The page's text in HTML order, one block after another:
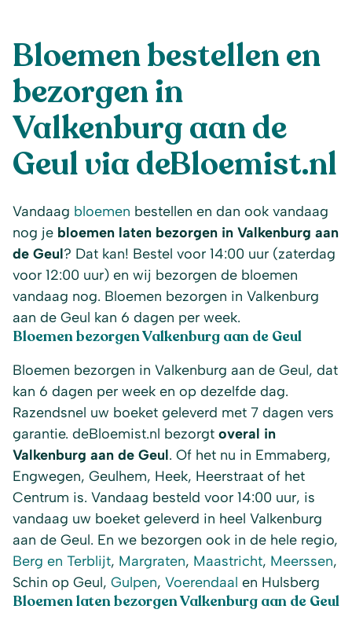
Bloemen bestellen en
bezorgen in
Valkenburg aan de
Geul via deBloemist.nl
Vandaag bloemen bestellen en dan ook vandaag
nog je bloemen laten bezorgen in Valkenburg aan
de Geul? Dat kan! Bestel voor 14:00 uur (zaterdag
voor 12:00 uur) en wij bezorgen de bloemen
vandaag nog. Bloemen bezorgen in Valkenburg
aan de Geul kan 6 dagen per week.
Bloemen bezorgen Valkenburg aan de Geul
Bloemen bezorgen in Valkenburg aan de Geul, dat
kan 6 dagen per week en op dezelfde dag.
Razendsnel uw boeket geleverd met 7 dagen vers
garantie. deBloemist.nl bezorgt overal in
Valkenburg aan de Geul. Of het nu in Emmaberg,
Engwegen, Geulhem, Heek, Heerstraat of het
Centrum is. Vandaag besteld voor 14:00 uur, is
vandaag uw boeket geleverd in heel Valkenburg
aan de Geul. En we bezorgen ook in de hele regio,
Berg en Terblijt, Margraten, Maastricht, Meerssen,
Schin op Geul, Gulpen, Voerendaal en Hulsberg
Bloemen laten bezorgen Valkenburg aan de Geul